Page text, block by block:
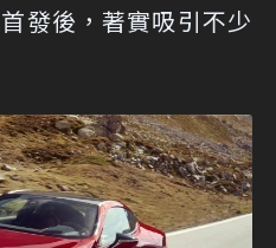
發後，著實吸引不少